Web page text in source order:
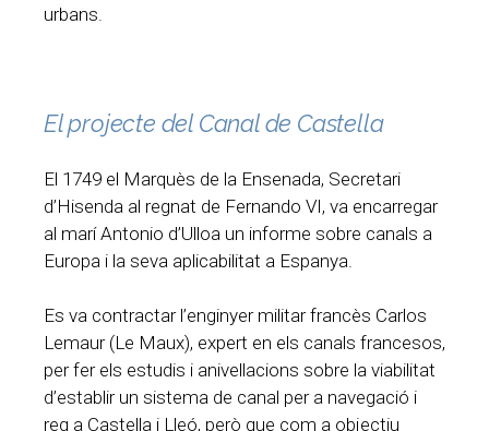
urbans.
El projecte del Canal de Castella
El 1749 el Marquès de la Ensenada, Secretari
d’Hisenda al regnat de Fernando VI, va encarregar
al marí Antonio d’Ulloa un informe sobre canals a
Europa i la seva aplicabilitat a Espanya.
Es va contractar l’enginyer militar francès Carlos
Lemaur (Le Maux), expert en els canals francesos,
per fer els estudis i anivellacions sobre la viabilitat
d’establir un sistema de canal per a navegació i
reg a Castella i Lleó, però que com a objectiu